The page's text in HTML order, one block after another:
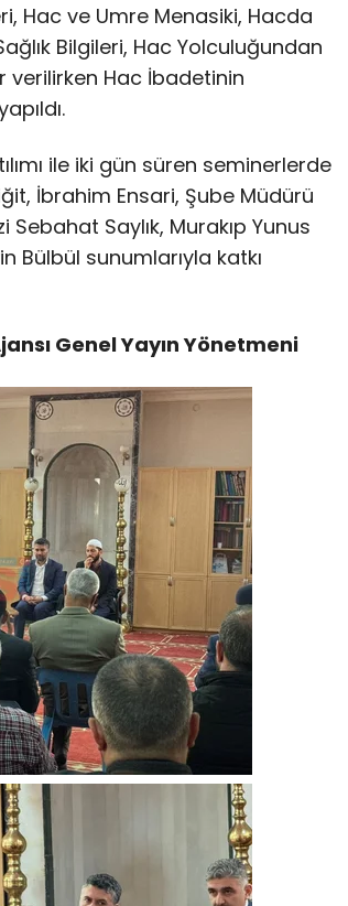
Hac ve Umre Menasiki, Hacda
Bilgileri, Hac Yolculuğundan
verilirken Hac İbadetinin
ile iki gün süren seminerlerde
İbrahim Ensari, Şube Müdürü
Saylık, Murakıp Yunus
Bülbül sunumlarıyla katkı
Genel Yayın Yönetmeni